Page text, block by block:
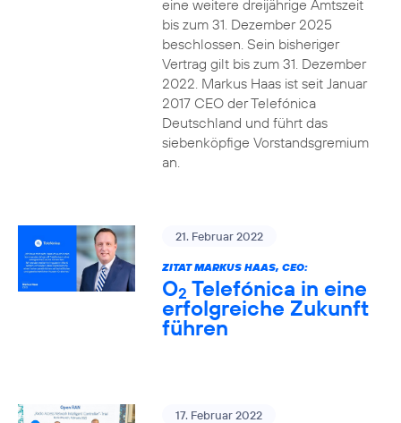
eine weitere dreijährige Amtszeit
bis zum 31. Dezember 2025
beschlossen. Sein bisheriger
Vertrag gilt bis zum 31. Dezember
2022. Markus Haas ist seit Januar
2017 CEO der Telefónica
Deutschland und führt das
siebenköpfige Vorstandsgremium
an.
21. Februar 2022
ZITAT MARKUS HAAS, CEO:
O2 Telefónica in eine
erfolgreiche Zukunft
führen
17. Februar 2022